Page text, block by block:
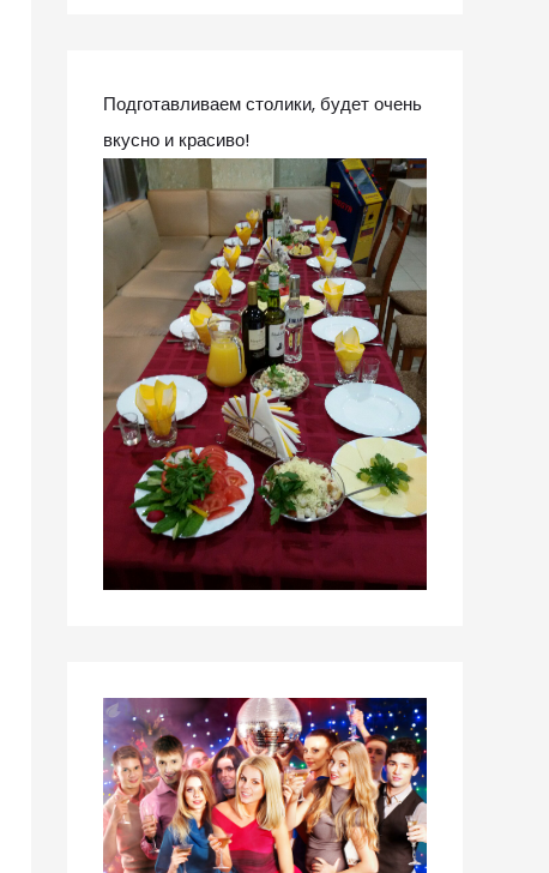
Подготавливаем столики, будет очень
вкусно и красиво!